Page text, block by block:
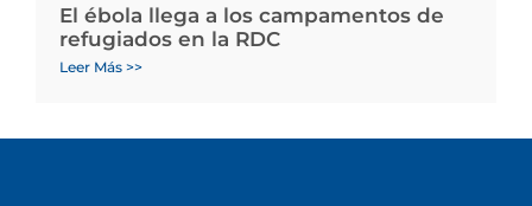
El ébola llega a los campamentos de
refugiados en la RDC
Leer Más >>